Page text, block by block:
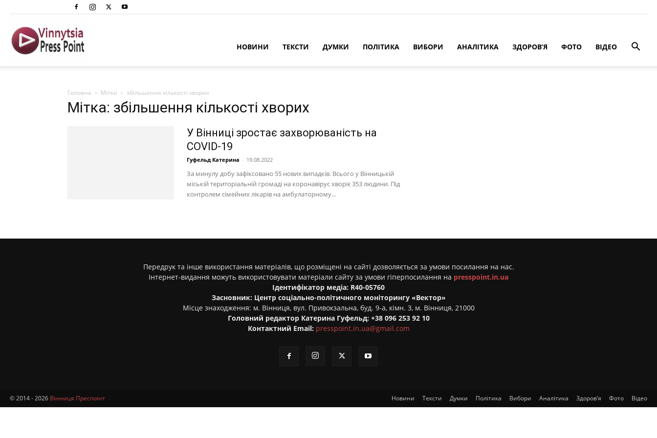
Преспоінт
НОВИНИ ТЕКСТИ ДУМКИ ПОЛІТИКА ВИБОРИ АНАЛІТИКА ЗДОРОВ’Я ФОТО ВІДЕО
Головна Мітки збільшення кількості хворих
Мітка: збільшення кількості хворих
У Вінниці зростає захворюваність на
COVID-19
Гуфельд Катерина - 19.08.2022
За минулу добу зафіксовано 55 нових випадків. Всього у Вінницькій
міській територіальній громаді на коронавірус хворіє 353 людини. Під
контролем сімейних лікарів на амбулаторному...
Передрук та інше використання матеріалів, що розміщені на сайті дозволяється за умови посилання на нас.
Інтернет-видання можуть використовувати матеріали сайту за умови гіперпосилання на presspoint.in.ua
Ідентифікатор медіа: R40-05760
Засновник: Центр соціально-політичного моніторингу «Вектор»
Місце знаходження: м. Вінниця, вул. Привокзальна, буд. 9-а, кімн. 3, м. Вінниця, 21000
Головний редактор Катерина Гуфельд: +38 096 253 92 10
Контактний Email: presspoint.in.ua@gmail.com
Новини Тексти Думки Політика Вибори Аналітика Здоров’я Фото Відео
© 2014 - 2026 Вінниця Преспоінт